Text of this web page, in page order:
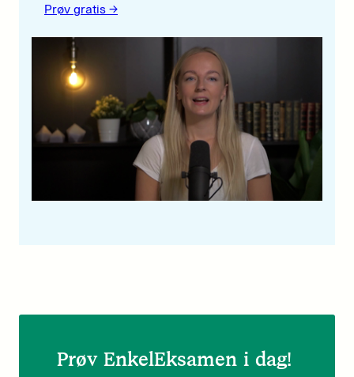
Prøv gratis ->
Prøv EnkelEksamen i dag!